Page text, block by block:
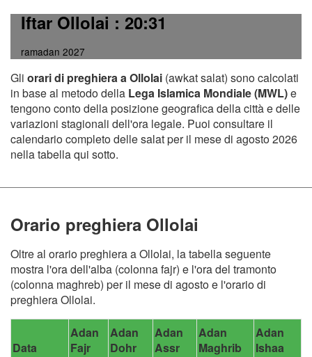
Iftar Ollolai: 20:31
ramadan 2027
Gli orari di preghiera a Ollolai (awkat salat) sono calcolati
in base al metodo della Lega Islamica Mondiale (MWL)e
tengono conto della posizione geografica della città e delle
variazioni stagionali dell'ora legale. Puoi consultare il
calendario completo delle salat per il mese di agosto 2026
nella tabella qui sotto.
Orario preghiera Ollolai
Oltre al orario preghiera a Ollolai, la tabella seguente
mostra l'ora dell'alba (colonna fajr) e l'ora del tramonto
(colonna maghreb) per il mese di agosto e l'orario di
preghiera Ollolai.
Data
Adan
Fajr
Adan
Dohr
Adan
Assr
Adan
Maghrib
Adan
Ishaa